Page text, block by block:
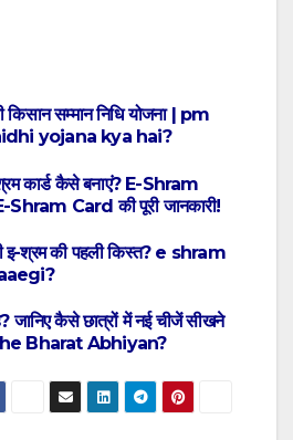
किसान सम्मान निधि योजना | pm
yojana kya hai?
कार्ड कैसे बनाएं? E-Shram
Shram Card की पूरी जानकारी!
इ-श्रम की पहली किस्त? e shram
जानिए कैसे छात्रों में नई चीजें सीखने
Bharat Abhiyan?